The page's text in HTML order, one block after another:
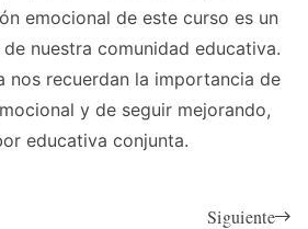
emocional de este curso es un
nuestra comunidad educativa.
nos recuerdan la importancia de
y de seguir mejorando,
educativa conjunta.
Siguiente